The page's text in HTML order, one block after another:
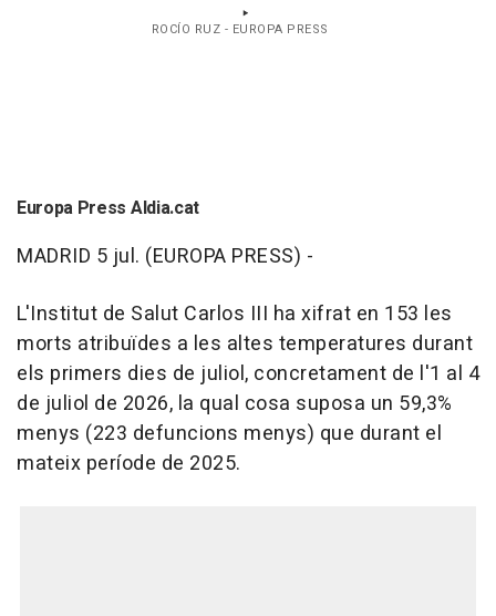
ROCÍO RUZ - EUROPA PRESS
Europa Press Aldia.cat
MADRID 5 jul. (EUROPA PRESS) -
L'Institut de Salut Carlos III ha xifrat en 153 les
morts atribuïdes a les altes temperatures durant
els primers dies de juliol, concretament de l'1 al 4
de juliol de 2026, la qual cosa suposa un 59,3%
menys (223 defuncions menys) que durant el
mateix període de 2025.